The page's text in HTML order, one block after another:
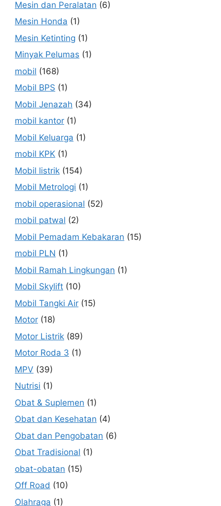
Mesin dan Peralatan (6)
Mesin Honda (1)
Mesin Ketinting (1)
Minyak Pelumas (1)
mobil (168)
Mobil BPS (1)
Mobil Jenazah (34)
mobil kantor (1)
Mobil Keluarga (1)
mobil KPK (1)
Mobil listrik (154)
Mobil Metrologi (1)
mobil operasional (52)
mobil patwal (2)
Mobil Pemadam Kebakaran (15)
mobil PLN (1)
Mobil Ramah Lingkungan (1)
Mobil Skylift (10)
Mobil Tangki Air (15)
Motor (18)
Motor Listrik (89)
Motor Roda 3 (1)
MPV (39)
Nutrisi (1)
Obat & Suplemen (1)
Obat dan Kesehatan (4)
Obat dan Pengobatan (6)
Obat Tradisional (1)
obat-obatan (15)
Off Road (10)
Olahraga (1)